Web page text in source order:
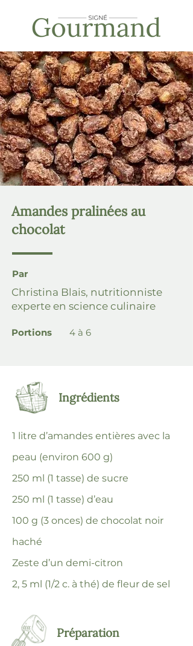
Amandes pralinées au
chocolat
Par
Christina Blais, nutritionniste
experte en science culinaire
Portions 4 à 6
Ingrédients
1 litre d’amandes entières avec la
peau (environ 600 g)
250 ml (1 tasse) de sucre
250 ml (1 tasse) d’eau
100 g (3 onces) de chocolat noir
haché
Zeste d’un demi-citron
2, 5 ml (1/2 c. à thé) de fleur de sel
Préparation